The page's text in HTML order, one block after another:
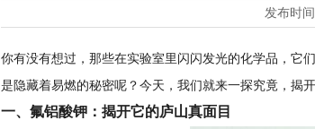
发布时间
你有没有想过，那些在实验室里闪闪发光的化学品，它
是隐藏着易燃的秘密呢？今天，我们就来一探究竟，揭开
一、氟铝酸钾：揭开它的庐山真面目